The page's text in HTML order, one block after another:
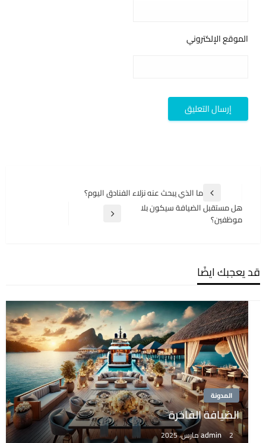
الموقع الإلكتروني
المقالات
المقالة
السابقة
ما الذي يبحث عنه نزلاء الفنادق اليوم؟
المقالة
هل مستقبل الضيافة سيكون بلا
موظفين؟
قد يعجبك ايضًا
المدونة
الضيافة الفاخرة
admin 2 مارس، 2025